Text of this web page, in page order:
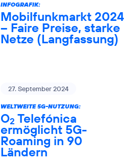
INFOGRAFIK:
Mobilfunkmarkt 2024
– Faire Preise, starke
Netze (Langfassung)
27. September 2024
WELTWEITE 5G-NUTZUNG:
O2 Telefónica
ermöglicht 5G-
Roaming in 90
Ländern